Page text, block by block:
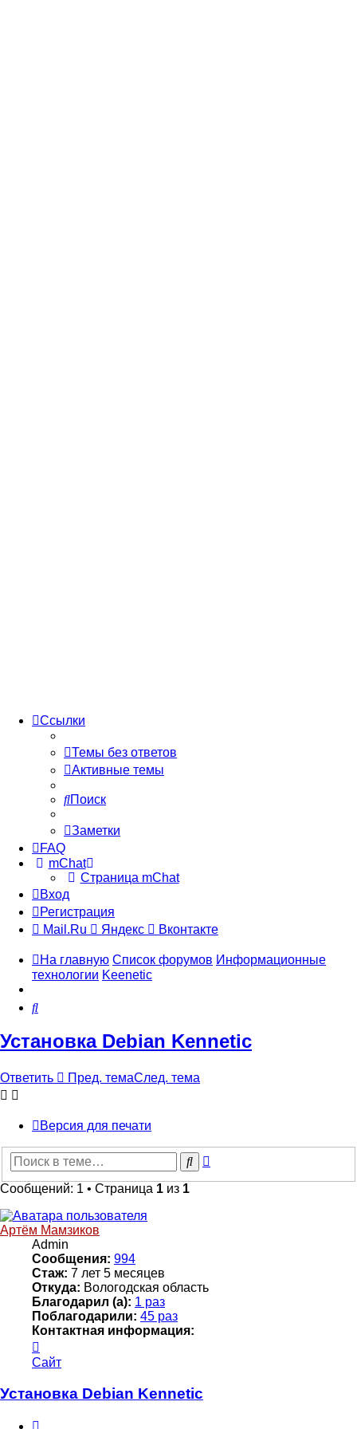
Ссылки
Темы без ответов
Активные темы
Поиск
Заметки
FAQ
mChat
Страница mChat
Вход
Регистрация
Mail.Ru
Яндекс Вконтакте
На главную Список форумов Информационные
технологии Keenetic
Поиск
Установка Debian Kennetic
Ответить Пред. темаСлед. тема
Версия для печати
Поиск
Сообщений: 1 • Страница 1 из 1
Артём Мамзиков
Admin
Сообщения: 994
Стаж: 7 лет 5 месяцев
Откуда: Вологодская область
Благодарил (а): 1 раз
Поблагодарили: 45 раз
Контактная информация:
информация
пользователя
Мамзиков
Сайт
Установка Debian Kennetic